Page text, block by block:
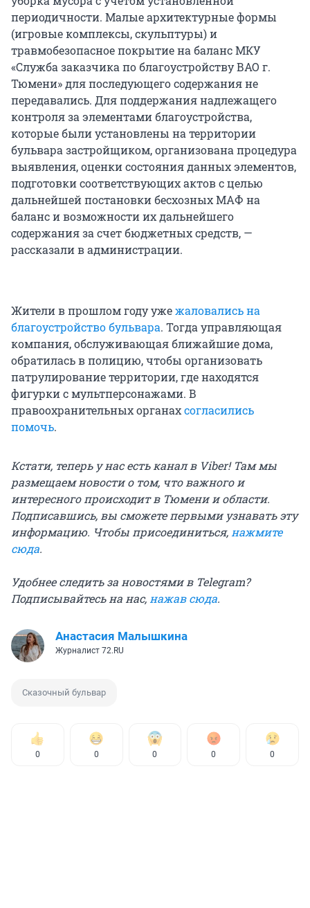
периодичности. Малые архитектурные формы
(игровые комплексы, скульптуры) и
травмобезопасное покрытие на баланс МКУ
«Служба заказчика по благоустройству ВАО г.
Тюмени» для последующего содержания не
передавались. Для поддержания надлежащего
контроля за элементами благоустройства,
которые были установлены на территории
бульвара застройщиком, организована процедура
выявления, оценки состояния данных элементов,
подготовки соответствующих актов с целью
дальнейшей постановки бесхозных МАФ на
баланс и возможности их дальнейшего
содержания за счет бюджетных средств, —
рассказали в администрации.
Жители в прошлом году ужежаловались на
благоустройство бульвара. Тогда управляющая
компания, обслуживающая ближайшие дома,
обратилась в полицию, чтобы организовать
патрулирование территории, где находятся
фигурки с мультперсонажами. В
правоохранительных органахсогласились
помочь.
Кстати, теперь у нас есть канал в Viber! Там мы
размещаем новости о том, что важного и
интересного происходит в Тюмени и области.
Подписавшись, вы сможете первыми узнавать эту
информацию. Чтобы присоединиться, нажмите
сюда.
Удобнее следить за новостями в Telegram?
Подписывайтесь на нас, нажав сюда.
Анастасия Малышкина
Журналист 72.RU
Сказочный бульвар
0 0 0 0 0